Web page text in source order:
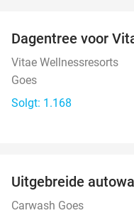
Dagentree voor
Vitae Wellnessresorts
Goes
Solgt: 1.168
Uitgebreide
Carwash Goes